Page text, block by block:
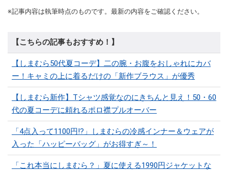
※記事内容は執筆時点のものです。最新の内容をご確認ください。
【こちらの記事もおすすめ！】
【しまむら50代夏コーデ】二の腕・お腹をおしゃれにカバ
ー！キャミの上に着るだけの「新作ブラウス」が優秀
【しまむら新作】Tシャツ感覚なのにきちんと見え！50・60
代の夏コーデに頼れるポロ襟プルオーバー
「4点入って1100円!?」しまむらの冷感インナー＆ウェアが
入った「ハッピーバッグ」がお得すぎ～！
「これ本当にしまむら？」夏に使える1990円ジャケットな